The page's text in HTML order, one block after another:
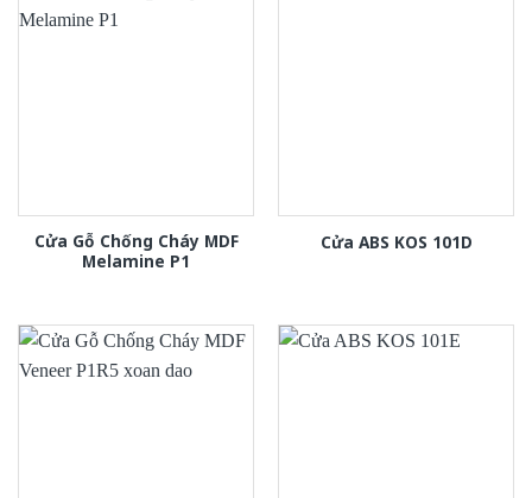
Cửa Gỗ Chống Cháy MDF
Melamine P1
Cửa ABS KOS 101D